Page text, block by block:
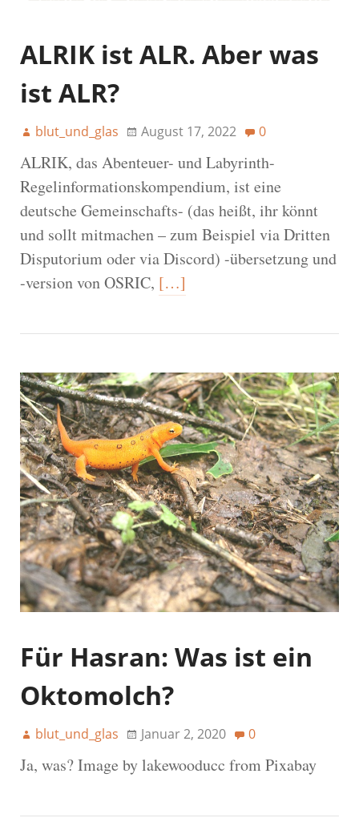
ALRIK ist ALR. Aber was
ist ALR?
blut_und_glas August 17, 2022 0
ALRIK, das Abenteuer- und Labyrinth-
Regelinformationskompendium, ist eine
deutsche Gemeinschafts- (das heißt, ihr könnt
und sollt mitmachen – zum Beispiel via Dritten
Disputorium oder via Discord) -übersetzung und
-version von OSRIC, […]
Für Hasran: Was ist ein
Oktomolch?
blut_und_glas Januar 2, 2020 0
Ja, was? Image by lakewooducc from Pixabay